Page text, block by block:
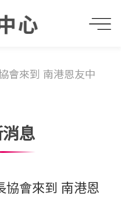
會來到 南港恩友中
息
協會來到 南港恩